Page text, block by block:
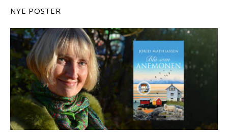
NYE POSTER